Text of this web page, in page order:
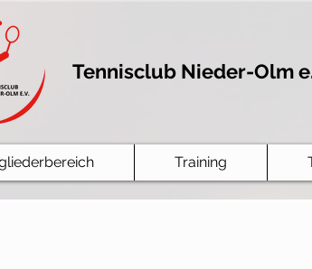
Tennisclub Nieder-Olm
Training